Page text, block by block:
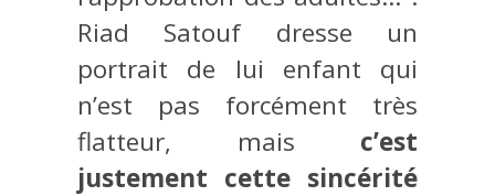
Riad Satouf dresse un
portrait de lui enfant qui
n’est pas forcément très
flatteur, mais c’est
justement cette sincérité